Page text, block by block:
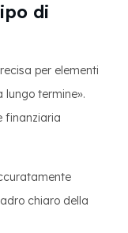
di
per elementi
lungo termine».
finanziaria
chiaro della